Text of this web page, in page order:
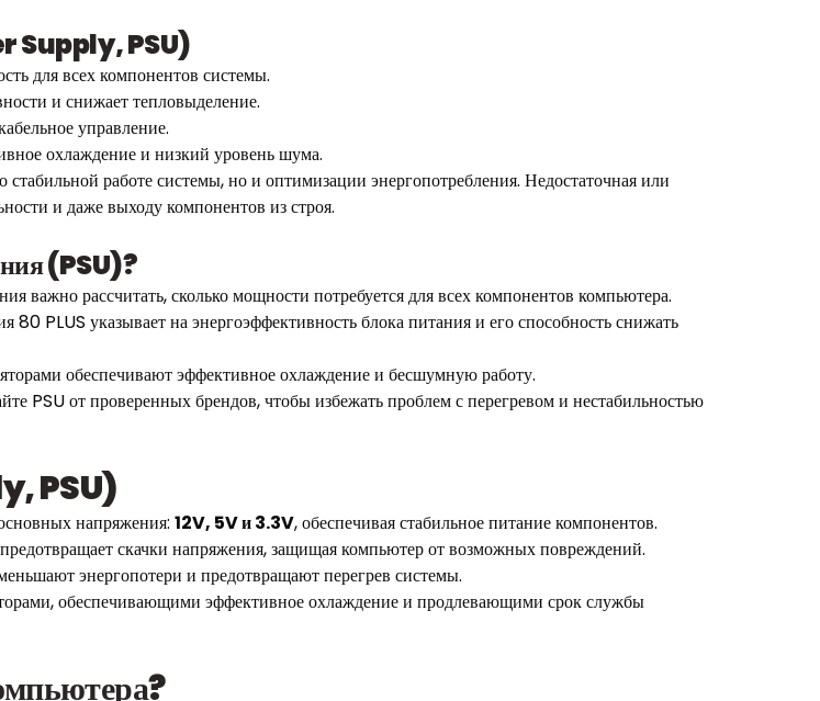
Supply, PSU)
для всех компонентов системы.
и снижает тепловыделение.
управление.
охлаждение и низкий уровень шума.
работе системы, но и оптимизации энергопотребления. Недостаточная или
и даже выходу компонентов из строя.
(PSU)?
важно рассчитать, сколько мощности потребуется для всех компонентов компьютера.
80 PLUS указывает на энергоэффективность блока питания и его способность снижать
обеспечивают эффективное охлаждение и бесшумную работу.
PSU от проверенных брендов, чтобы избежать проблем с перегревом и нестабильностью
PSU)
напряжения: 12V, 5V и 3.3V, обеспечивая стабильное питание компонентов.
скачки напряжения, защищая компьютер от возможных повреждений.
энергопотери и предотвращают перегрев системы.
обеспечивающими эффективное охлаждение и продлевающими срок службы